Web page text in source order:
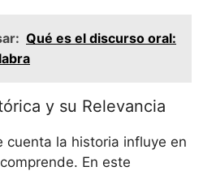
Qué es el discurso oral:
y su Relevancia
cuenta la historia influye en
En este